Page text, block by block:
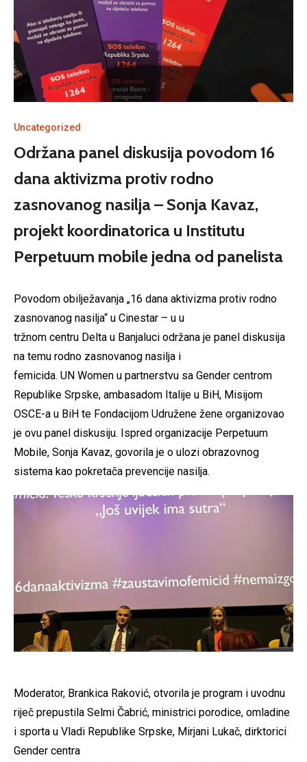
Uncategorized
Održana panel diskusija povodom 16
dana aktivizma protiv rodno
zasnovanog nasilja – Sonja Kavaz,
projekt koordinatorica u Institutu
Perpetuum mobile jedna od panelista
Povodom obilježavanja „16 dana aktivizma protiv rodno
zasnovanog nasilja“ u Cinestar – u u
tržnom centru Delta u Banjaluci održana je panel diskusija
na temu rodno zasnovanog nasilja i
femicida. UN Women u partnerstvu sa Gender centrom
Republike Srpske, ambasadom Italije u BiH, Misijom
OSCE-a u BiH te Fondacijom Udružene žene organizovao
je ovu panel diskusiju. Ispred organizacije Perpetuum
Mobile, Sonja Kavaz, govorila je o ulozi obrazovnog
sistema kao pokretača prevencije nasilja.
Moderator, Brankica Raković, otvorila je program i uvodnu
riječ prepustila Selmi Čabrić, ministrici porodice, omladine
i sporta u Vladi Republike Srpske, Mirjani Lukač, dirktorici
Gender centra